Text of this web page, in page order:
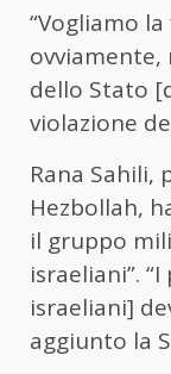
“Vogliamo
ovviamente,
dello Stato
violazione
Rana Sahili,
Hezbollah,
il gruppo
israeliani”.
israeliani]
aggiunto la